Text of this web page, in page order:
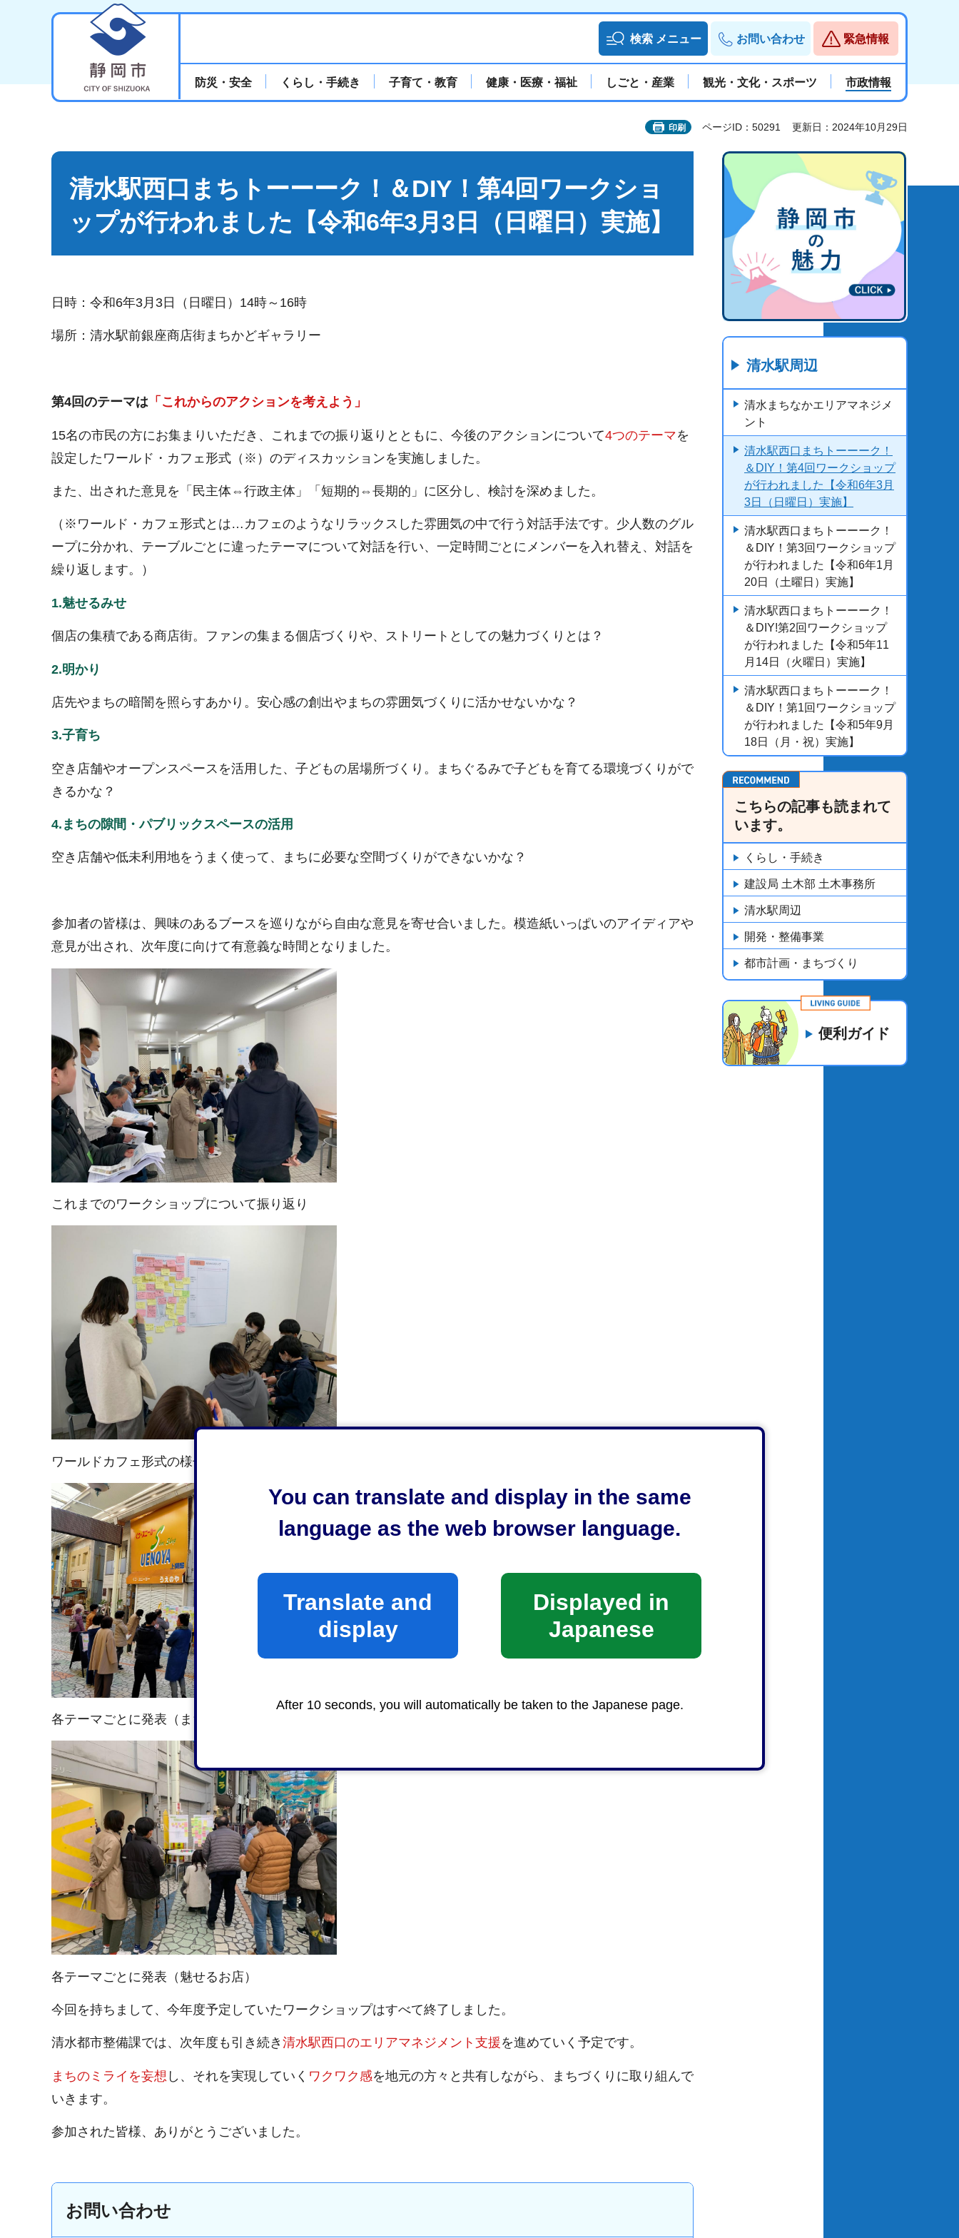
You can translate and display in the same
language as the web browser language.
Translate and
display
Displayed in
Japanese
After 10 seconds, you will automatically be taken to the Japanese page.
検索 メニュー お問い合わせ 緊急情報
防災・安全 くらし・手続き 子育て・教育 健康・医療・福祉 しごと・産業 観光・文化・スポーツ 市政情報
印刷 ページID：50291 更新日：2024年10月29日
清水駅西口まちトーーーク！＆DIY！第4回ワークショ
ップが行われました【令和6年3月3日（日曜日）実施】
日時：令和6年3月3日（日曜日）14時～16時
場所：清水駅前銀座商店街まちかどギャラリー
第4回のテーマは 「これからのアクションを考えよう」
15名の市民の方にお集まりいただき、これまでの振り返りとともに、今後のアクションについて4つのテーマを
設定したワールド・カフェ形式（※）のディスカッションを実施しました。
また、出された意見を「民主体⇔行政主体」「短期的⇔長期的」に区分し、検討を深めました。
（※ワールド・カフェ形式とは…カフェのようなリラックスした雰囲気の中で行う対話手法です。少人数のグル
ープに分かれ、テーブルごとに違ったテーマについて対話を行い、一定時間ごとにメンバーを入れ替え、対話を
繰り返します。）
1.魅せるみせ
個店の集積である商店街。ファンの集まる個店づくりや、ストリートとしての魅力づくりとは？
2.明かり
店先やまちの暗闇を照らすあかり。安心感の創出やまちの雰囲気づくりに活かせないかな？
3.子育ち
空き店舗やオープンスペースを活用した、子どもの居場所づくり。まちぐるみで子どもを育てる環境づくりがで
きるかな？
4.まちの隙間・パブリックスペースの活用
空き店舗や低未利用地をうまく使って、まちに必要な空間づくりができないかな？
参加者の皆様は、興味のあるブースを巡りながら自由な意見を寄せ合いました。模造紙いっぱいのアイディアや
意見が出され、次年度に向けて有意義な時間となりました。
これまでのワークショップについて振り返り
ワールドカフェ形式の様子
各テーマごとに発表（まちの隙間・パブリックスペースの活用）
各テーマごとに発表（魅せるお店）
今回を持ちまして、今年度予定していたワークショップはすべて終了しました。
清水都市整備課では、次年度も引き続き 清水駅西口のエリアマネジメント支援を進めていく予定です。
まちのミライを妄想 し、それを実現していく ワクワク感を地元の方々と共有しながら、まちづくりに取り組んで
いきます。
参加された皆様、ありがとうございました。
お問い合わせ
清水駅周辺
清水まちなかエリアマネジメ
ント
清水駅西口まちトーーーク！
＆DIY！第4回ワークショップ
が行われました【令和6年3月
3日（日曜日）実施】
清水駅西口まちトーーーク！
＆DIY！第3回ワークショップ
が行われました【令和6年1月
20日（土曜日）実施】
清水駅西口まちトーーーク！
＆DIY!第2回ワークショップ
が行われました【令和5年11
月14日（火曜日）実施】
清水駅西口まちトーーーク！
＆DIY！第1回ワークショップ
が行われました【令和5年9月
18日（月・祝）実施】
こちらの記事も読まれて
います。
くらし・手続き
建設局 土木部 土木事務所
清水駅周辺
開発・整備事業
都市計画・まちづくり
便利ガイド